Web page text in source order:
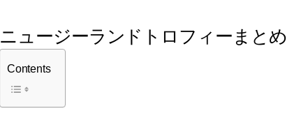
ニュージーランドトロフィーまとめ
Contents